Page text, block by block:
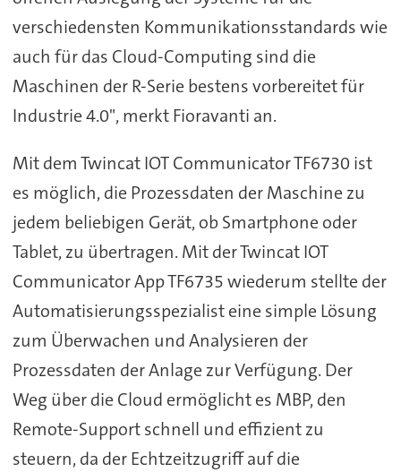
verschiedensten Kommunikationsstandards wie
auch für das Cloud-Computing sind die
Maschinen der R-Serie bestens vorbereitet für
Industrie 4.0", merkt Fioravanti an.
Mit dem Twincat IOT Communicator TF6730 ist
es möglich, die Prozessdaten der Maschine zu
jedem beliebigen Gerät, ob Smartphone oder
Tablet, zu übertragen. Mit der Twincat IOT
Communicator App TF6735 wiederum stellte der
Automatisierungsspezialist eine simple Lösung
zum Überwachen und Analysieren der
Prozessdaten der Anlage zur Verfügung. Der
Weg über die Cloud ermöglicht es MBP, den
Remote-Support schnell und effizient zu
steuern, da der Echtzeitzugriff auf die